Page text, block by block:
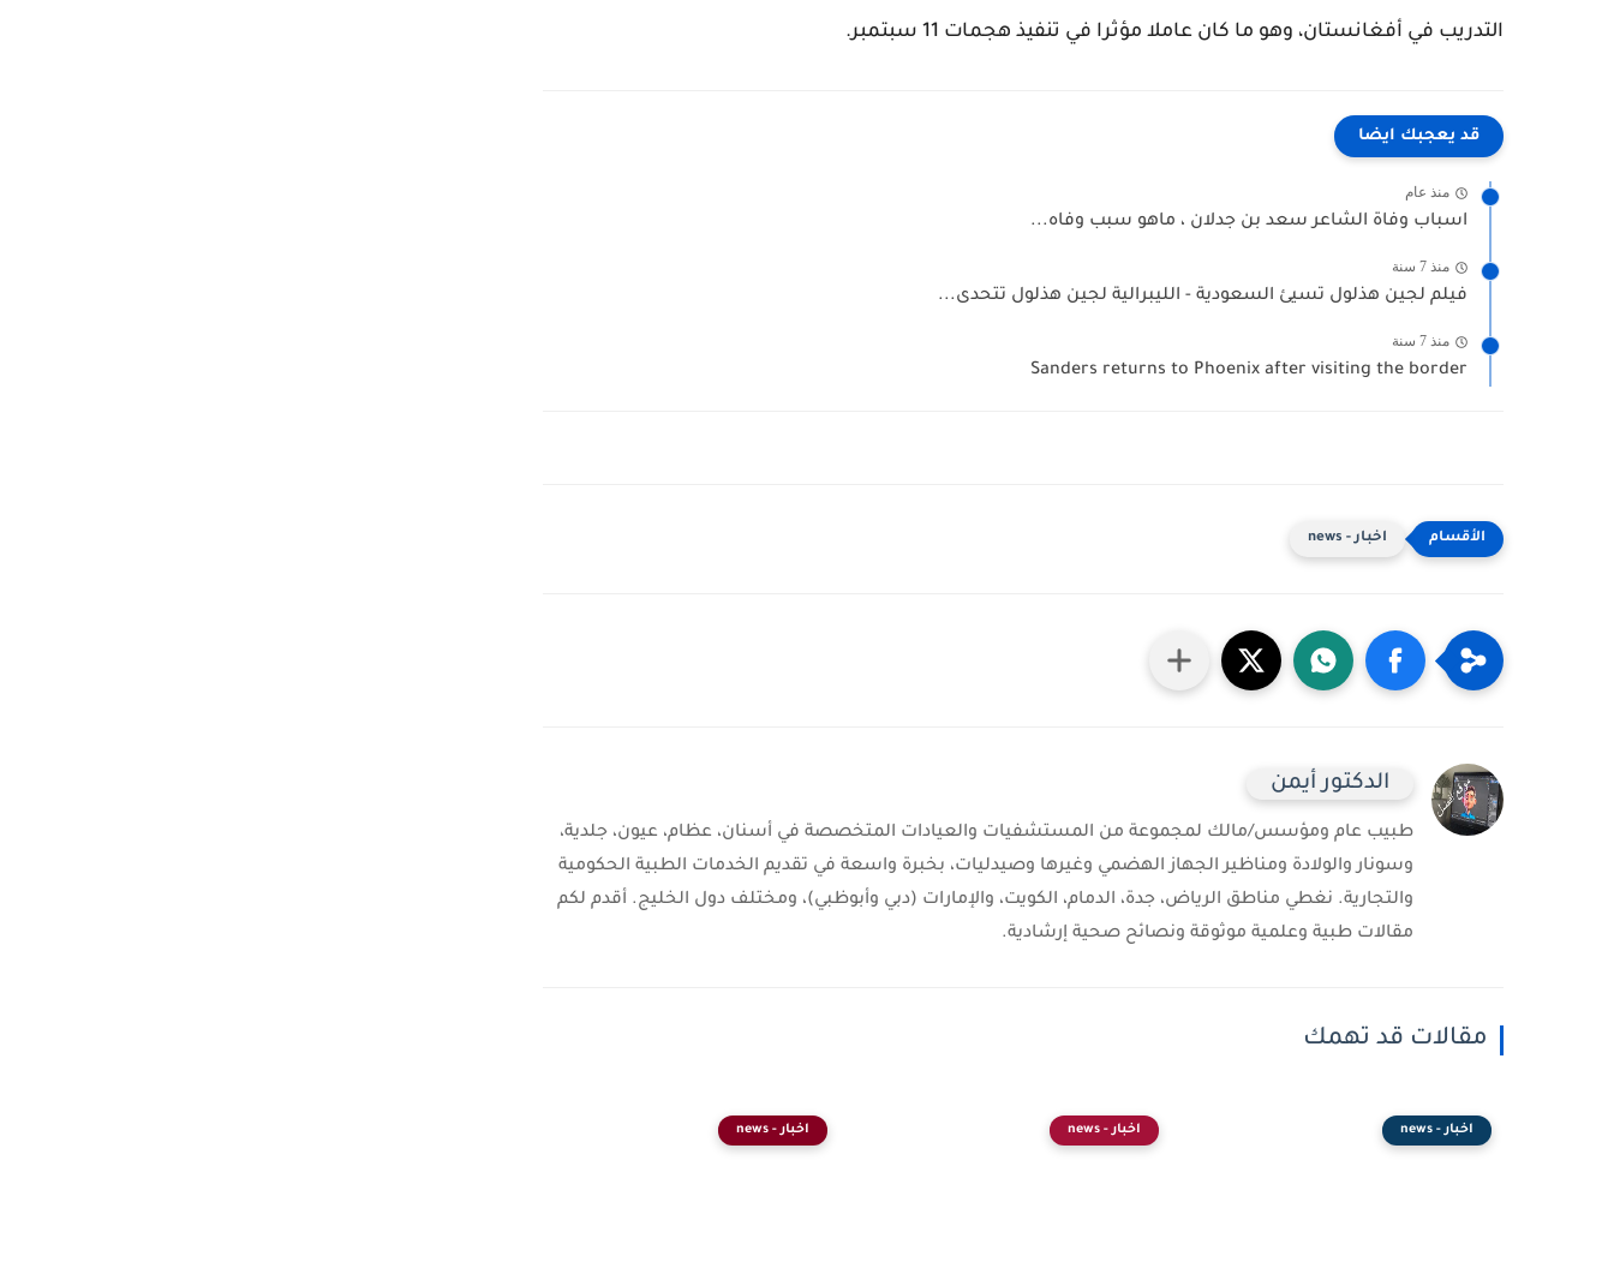
التدريب في أفغانستان، وهو ما كان عاملا مؤثرا في تنفيذ هجمات 11 سبتمبر.
قد يعجبك ايضا
منذ عام
اسباب وفاة الشاعر سعد بن جدلان ، ماهو سبب وفاه...
منذ 7 سنة
فيلم لجين هذلول تسيئ السعودية - الليبرالية لجين هذلول تتحدى...
منذ 7 سنة
Sanders returns to Phoenix after visiting the border
اخبار - news
الدكتور أيمن
طبيب عام ومؤسس/مالك لمجموعة من المستشفيات والعيادات المتخصصة في أسنان، عظام، عيون، جلدية،
وسونار والولادة ومناظير الجهاز الهضمي وغيرها وصيدليات، بخبرة واسعة في تقديم الخدمات الطبية الحكومية
والتجارية. نغطي مناطق الرياض، جدة، الدمام، الكويت، والإمارات (دبي وأبوظبي)، ومختلف دول الخليج. أقدم لكم
مقالات طبية وعلمية موثوقة ونصائح صحية إرشادية.
مقالات قد تهمك
اخبار - news اخبار - news اخبار - news